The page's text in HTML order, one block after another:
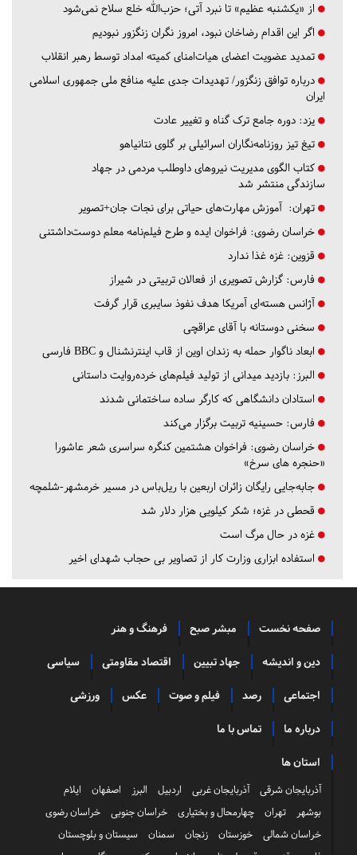
از «یکشنبه عظیم» تا نبرد آتی؛ حزب‌الله خلع سلاح نمی‌شود
اگر این اقدام رضاخان نبود، امروز نگران زنگزور نبودیم
تمدید عضویت اعضای هیات‌امنای کمیته امداد توسط رهبر انقلاب
درباره توافق زنگزور/ تهدیدات جدی علیه منافع ملی جمهوری اسلامی
ایران
یزد: دوره جامع ترک گناه و تغییر عادت
تیغ تیز روزنامه‌نگاران اسرائیلی بر گلوی نتانیاهو
کتاب الگوی مدیریت نیروهای داوطلب مردمی در جهاد
سازندگی منتشر شد
تهران: آموزش مهارت‌های حیاتی برای نجات جان+تصویر
خراسان رضوی: فراخوان ایده و طرح فیلم‌نامه معلم دوست‌داشتنی
قزوین: غزه غذا ندارد
فارس: گزارش تصویری از فعالان تربیتی در شیراز
آژانس هسته‌ای آمریکا هدف نفوذ سایبری قرار گرفت
سخنی دوستانه با آقای عراقچی
ابعاد ناگوار حمله به زندان اوین از قاب اینترنشنال و BBC فارسی
البرز: بازدید میدانی از تولید فیلم‌های خرده‌روایت داستانی
استادان دانشگاهی که کارگر ساده ساختمانی شدند
فارس: حسینیه تربیت برگزار می‌کند
خراسان رضوی: فراخوان هشتمین کنگره سراسری شعر عاشورا
«حنجره های سرخ»
جابه‌جایی رایگان زائران اربعین با ریل‌باس در مسیر خرمشهر-شلمچه
قحطی در غزه؛ شکر کیلویی هزار دلار شد
غزه در حال مرگ است
استفاده ابزاری وزارت کار از تصاویر بی حجاب شهدای اخیر
صفحه نخست مبشر صبح فرهنگ و هنر
دین و اندیشه جهاد تبیین اقتصاد مقاومتی سیاسی
اجتماعی رصد فیلم و صوت عکس ورزشی
درباره ما تماس با ما
استان ها
آذربایجان شرقی آذربایجان غربی اردبیل البرز اصفهان
ایلام
بوشهر
تهران چهارمحال و بختیاری خراسان جنوبی
خراسان رضوی
خراسان شمالی
خوزستان زنجان سمنان
سیستان و بلوچستان